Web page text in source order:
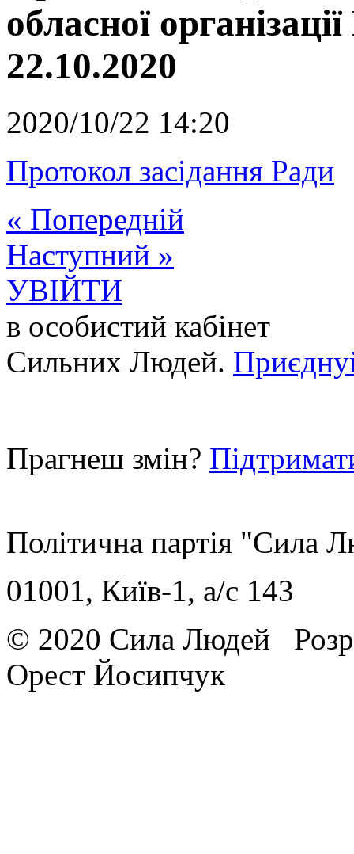
обласної
22.10.2020
2020/10/22 14:20
Протокол засідання Ради
« Попередній
Наступний »
УВІЙТИ
в особистий кабінет
Сильних Людей.
Прагнеш змін?
Політична партія "Сила
01001, Київ-1, a/c 143
© 2020 Сила Людей
Орест Йосипчук